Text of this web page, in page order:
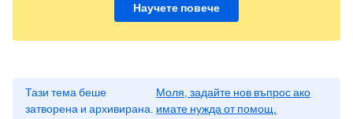
Научете повече
Тази тема беше
затворена и архивирана.
Моля, задайте нов въпрос ако
имате нужда от помощ.